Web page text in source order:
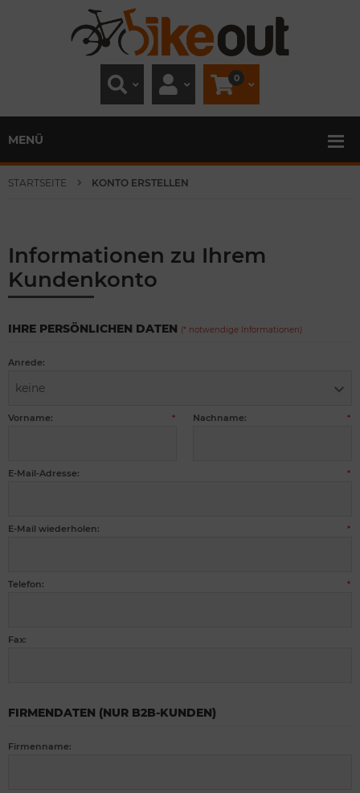
0
MENÜ
STARTSEITE KONTO ERSTELLEN
Informationen zu Ihrem
Kundenkonto
IHRE PERSÖNLICHEN DATEN (* notwendige Informationen)
Anrede:
keine
Vorname: * Nachname: *
E-Mail-Adresse: *
E-Mail wiederholen: *
Telefon: *
Fax:
FIRMENDATEN (NUR B2B-KUNDEN)
Firmenname: